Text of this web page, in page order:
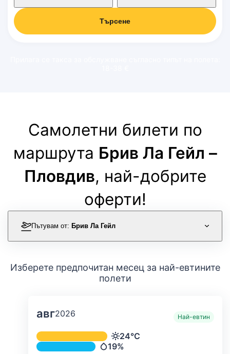
Търсене
Самолетни билети по
маршрута Брив Ла Гейл –
Пловдив, най-добрите
оферти!
Пътувам от: Брив Ла Гейл
Изберете предпочитан месец за най-евтините
полети
авг2026 Най-евтин
Средна месечна температура и
Температура
24°C
Валежи
19%